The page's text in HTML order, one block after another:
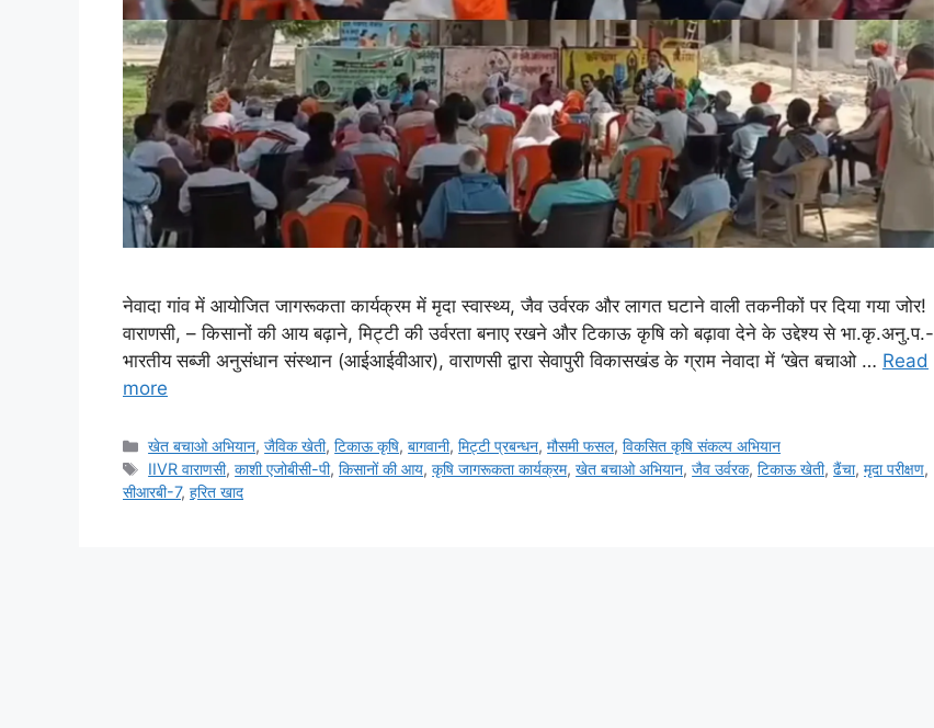
नेवादा गांव में आयोजित जागरूकता कार्यक्रम में मृदा स्वास्थ्य, जैव उर्वरक और लागत घटाने वाली तकनीकों पर दिया गया जोर!
वाराणसी, – किसानों की आय बढ़ाने, मिट्टी की उर्वरता बनाए रखने और टिकाऊ कृषि को बढ़ावा देने के उद्देश्य से भा.कृ.अनु.प.-
भारतीय सब्जी अनुसंधान संस्थान (आईआईवीआर), वाराणसी द्वारा सेवापुरी विकासखंड के ग्राम नेवादा में ‘खेत बचाओ … Read
more
खेत बचाओ अभियान,जैविक खेती,टिकाऊ कृषि,बागवानी,मि‌ट्टी प्रबन्धन,मौसमी फसल,विकसित कृषि संकल्प अभियान
IIVR वाराणसी,काशी एजोबीसी-पी,किसानों की आय,कृषि जागरूकता कार्यक्रम,खेत बचाओ अभियान,जैव उर्वरक,टिकाऊ खेती,ढैंचा,मृदा परीक्षण,
सीआरबी-7, हरित खाद